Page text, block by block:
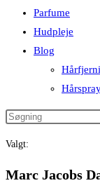
Parfume
Hudpleje
Blog
Valgt:
Marc Jacobs